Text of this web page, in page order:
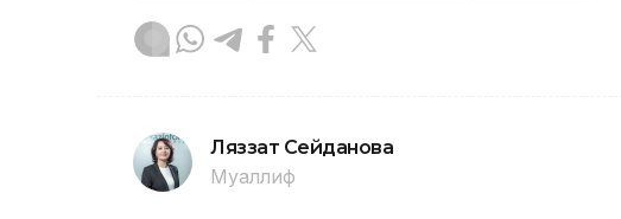
Ляззат Сейданова
Муаллиф